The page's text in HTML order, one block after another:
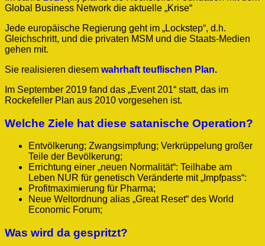
Global Business Network die aktuelle „Krise“
Jede europäische Regierung geht im „Lockstep“, d.h.
Gleichschritt, und die privaten MSM und die Staats-Medien
gehen mit.
Sie realisieren diesem wahrhaft teuflischen Plan.
Im September 2019 fand das „Event 201“ statt, das im
Rockefeller Plan aus 2010 vorgesehen ist.
Welche Ziele hat diese satanische Operation?
Entvölkerung; Zwangsimpfung; Verkrüppelung großer
Teile der Bevölkerung;
Errichtung einer „neuen Normalität“: Teilhabe am
Leben NUR für genetisch Veränderte mit „Impfpass“:
Profitmaximierung für Pharma;
Neue Weltordnung alias „Great Reset“ des World
Economic Forum;
Was wird da gespritzt?